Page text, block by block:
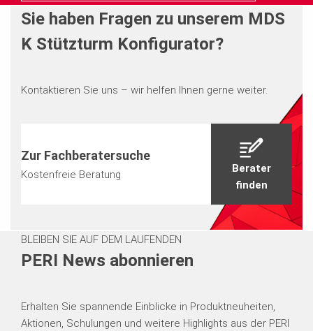
Sie haben Fragen zu unserem MDS
K Stützturm Konfigurator?
Kontaktieren Sie uns – wir helfen Ihnen gerne weiter.
Zur Fachberatersuche
Kostenfreie Beratung
Berater
finden
BLEIBEN SIE AUF DEM LAUFENDEN
PERI News abonnieren
Erhalten Sie spannende Einblicke in Produktneuheiten,
Aktionen, Schulungen und weitere Highlights aus der PERI